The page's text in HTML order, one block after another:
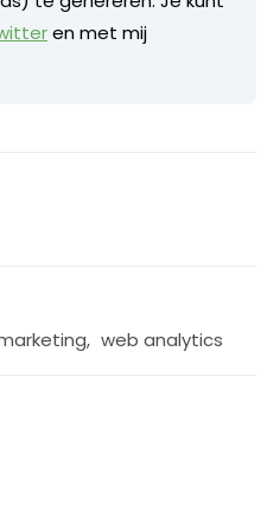
en met mij
, web analytics